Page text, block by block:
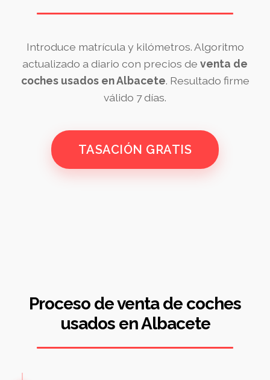
Introduce matrícula y kilómetros. Algoritmo
actualizado a diario con precios de venta de
coches usados en Albacete. Resultado firme
válido 7 días.
TASACIÓN GRATIS
Proceso de venta de coches
usados en Albacete